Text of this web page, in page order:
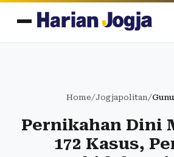
Home/Jogjapolitan/
Pernikahan Dini
172 Kasus,